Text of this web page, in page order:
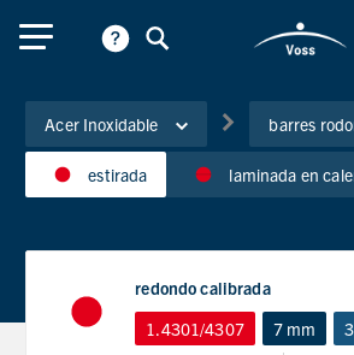
Acer Inoxidable barres
estirada laminada en
redondo calibrada
1.4301/4307
7 mm